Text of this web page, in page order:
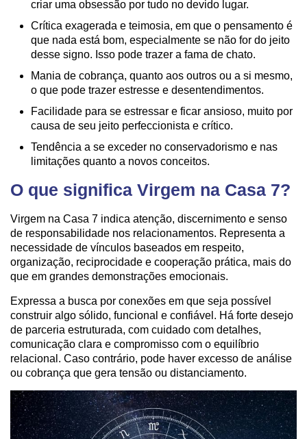
criar uma obsessão por tudo no devido lugar.
Crítica exagerada e teimosia, em que o pensamento é
que nada está bom, especialmente se não for do jeito
desse signo. Isso pode trazer a fama de chato.
Mania de cobrança, quanto aos outros ou a si mesmo,
o que pode trazer estresse e desentendimentos.
Facilidade para se estressar e ficar ansioso, muito por
causa de seu jeito perfeccionista e crítico.
Tendência a se exceder no conservadorismo e nas
limitações quanto a novos conceitos.
O que significa Virgem na Casa 7?
Virgem na Casa 7 indica atenção, discernimento e senso
de responsabilidade nos relacionamentos. Representa a
necessidade de vínculos baseados em respeito,
organização, reciprocidade e cooperação prática, mais do
que em grandes demonstrações emocionais.
Expressa a busca por conexões em que seja possível
construir algo sólido, funcional e confiável. Há forte desejo
de parceria estruturada, com cuidado com detalhes,
comunicação clara e compromisso com o equilíbrio
relacional. Caso contrário, pode haver excesso de análise
ou cobrança que gera tensão ou distanciamento.